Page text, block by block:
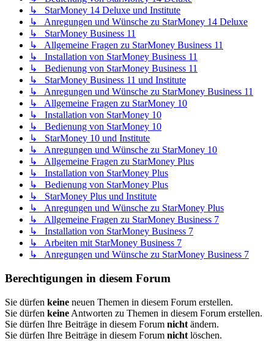
↳ StarMoney 14 Deluxe und Institute
↳ Anregungen und Wünsche zu StarMoney 14 Deluxe
↳ StarMoney Business 11
↳ Allgemeine Fragen zu StarMoney Business 11
↳ Installation von StarMoney Business 11
↳ Bedienung von StarMoney Business 11
↳ StarMoney Business 11 und Institute
↳ Anregungen und Wünsche zu StarMoney Business 11
↳ Allgemeine Fragen zu StarMoney 10
↳ Installation von StarMoney 10
↳ Bedienung von StarMoney 10
↳ StarMoney 10 und Institute
↳ Anregungen und Wünsche zu StarMoney 10
↳ Allgemeine Fragen zu StarMoney Plus
↳ Installation von StarMoney Plus
↳ Bedienung von StarMoney Plus
↳ StarMoney Plus und Institute
↳ Anregungen und Wünsche zu StarMoney Plus
↳ Allgemeine Fragen zu StarMoney Business 7
↳ Installation von StarMoney Business 7
↳ Arbeiten mit StarMoney Business 7
↳ Anregungen und Wünsche zu StarMoney Business 7
Berechtigungen in diesem Forum
Sie dürfen keine neuen Themen in diesem Forum erstellen.
Sie dürfen keine Antworten zu Themen in diesem Forum erstellen.
Sie dürfen Ihre Beiträge in diesem Forum nicht ändern.
Sie dürfen Ihre Beiträge in diesem Forum nicht löschen.